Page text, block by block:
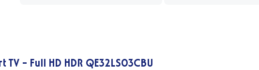
TV - Full HD HDR QE32LS03CBU